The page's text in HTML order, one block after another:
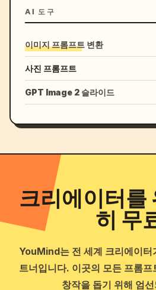
AI 도구
이미지 프롬프트 변환
사진 프롬프트
GPT Image 2 슬라이드
크리에이터를
히 무
YouMind는 전 세계 크리에이터
트너입니다. 이곳의 모든 프롬
창작을 돕기 위해 엄